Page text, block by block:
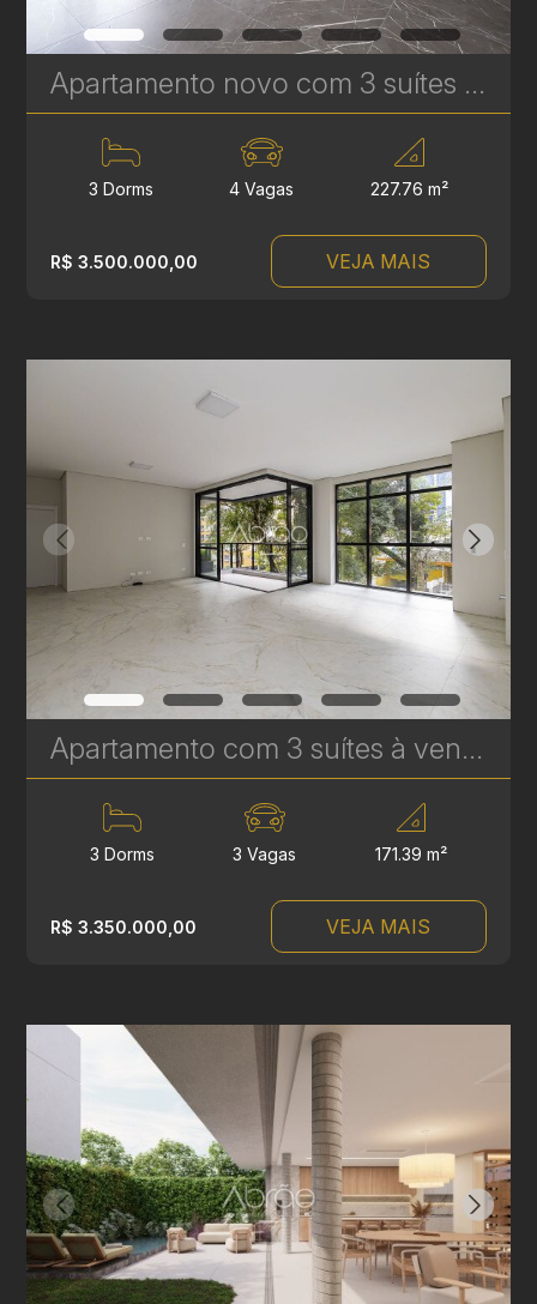
Apartamento novo com 3 suítes à venda no Ecoville em Curitiba - Signature - Plaenge | Ref. 1755
3 Dorms 4 Vagas 227.76 m²
R$ 3.500.000,00 VEJA MAIS
Apartamento com 3 suítes à venda no Edifício Casamia - 171,39 m² | Ref.1769
3 Dorms 3 Vagas 171.39 m²
R$ 3.350.000,00 VEJA MAIS